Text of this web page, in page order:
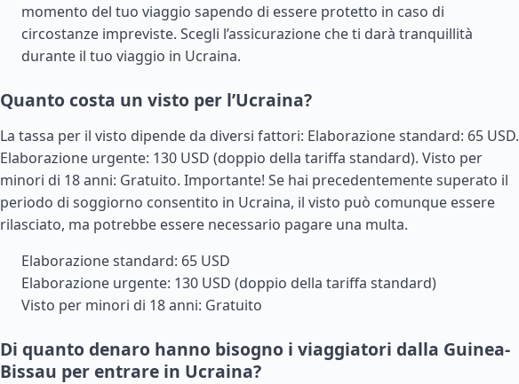
momento del tuo viaggio sapendo di essere protetto in caso di
circostanze impreviste. Scegli l’assicurazione che ti darà tranquillità
durante il tuo viaggio in Ucraina.
Quanto costa un visto per l’Ucraina?
La tassa per il visto dipende da diversi fattori: Elaborazione standard: 65 USD.
Elaborazione urgente: 130 USD (doppio della tariffa standard). Visto per
minori di 18 anni: Gratuito. Importante! Se hai precedentemente superato il
periodo di soggiorno consentito in Ucraina, il visto può comunque essere
rilasciato, ma potrebbe essere necessario pagare una multa.
Elaborazione standard: 65 USD
Elaborazione urgente: 130 USD (doppio della tariffa standard)
Visto per minori di 18 anni: Gratuito
Di quanto denaro hanno bisogno i viaggiatori dalla Guinea-
Bissau per entrare in Ucraina?